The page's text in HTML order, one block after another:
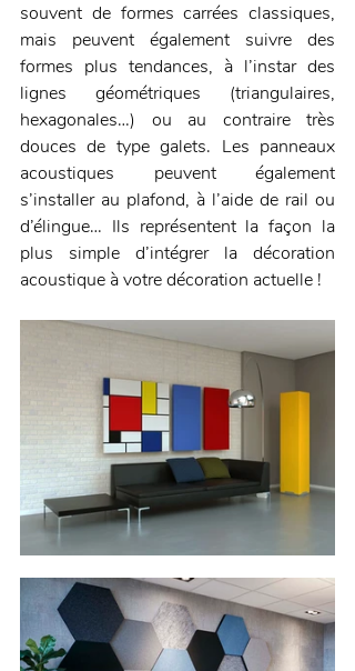
souvent de formes carrées classiques,
mais peuvent également suivre des
formes plus tendances, à l’instar des
lignes géométriques (triangulaires,
hexagonales…) ou au contraire très
douces de type galets. Les panneaux
acoustiques peuvent également
s’installer au plafond, à l’aide de rail ou
d’élingue… Ils représentent la façon la
plus simple d’intégrer la décoration
acoustique à votre décoration actuelle !